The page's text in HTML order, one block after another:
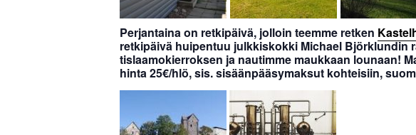
Perjantaina on retkipäivä, jolloin teemme retken
retkipäivä huipentuu julkkiskokki Michael Björklundin
tislaamokierroksen ja nautimme maukkaan lounaan!
hinta 25€/hlö, sis. sisäänpääsymaksut kohteisiin,